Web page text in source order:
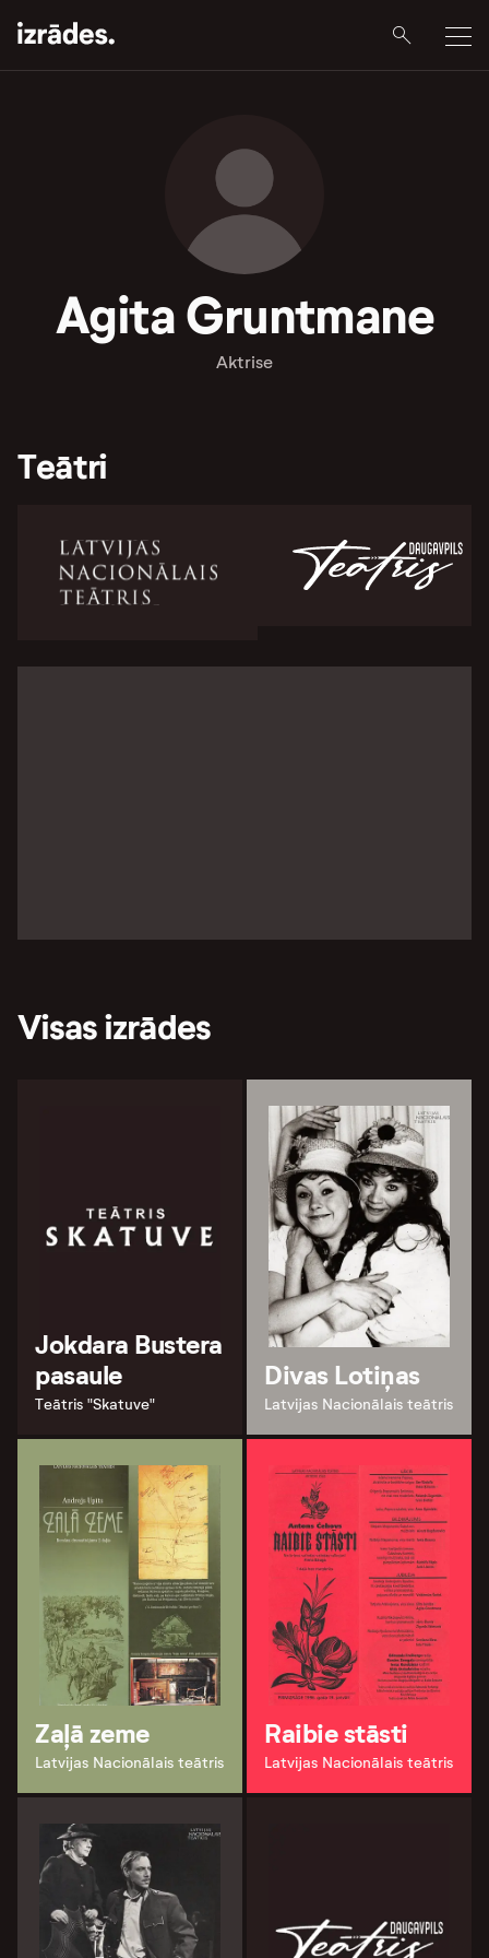
Agita Gruntmane
Aktrise
Teātri
Visas izrādes
Jokdara Bustera
pasaule
Teātris "Skatuve"
Divas Lotiņas
Latvijas Nacionālais teātris
Zaļā zeme
Latvijas Nacionālais teātris
Raibie stāsti
Latvijas Nacionālais teātris